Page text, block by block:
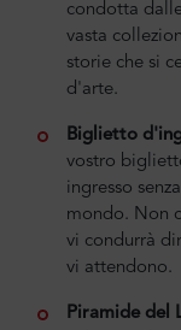
condotta
vasta
storie che si
d'arte.
Biglietto
vostro
ingresso
mondo. Non
vi condurrà
vi attendono.
Piramide del